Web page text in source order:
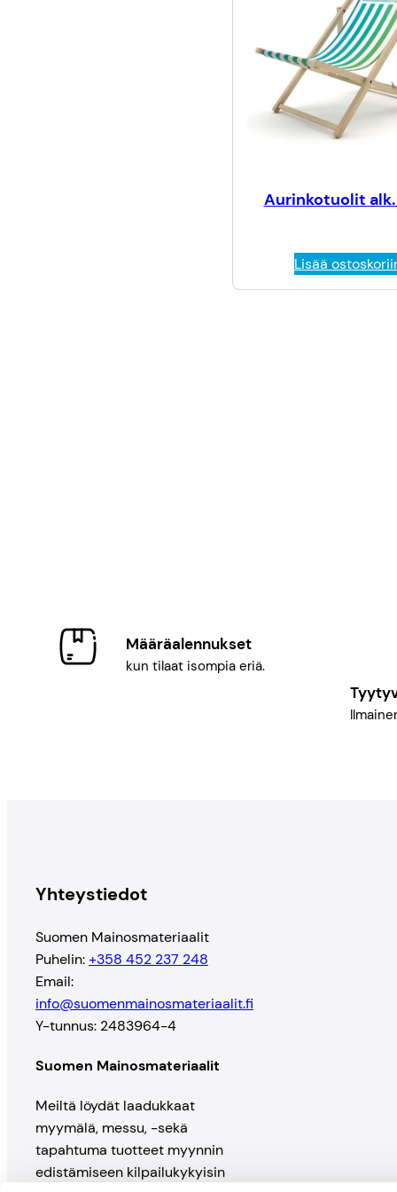
Aurinkotuolit
Lisää
Määräalennukset
kun tilaat isompia eriä.
Yhteystiedot
Suomen Mainosmateriaalit
Puhelin: +358 452 237 248
Email:
info@suomenmainosmateriaalit.fi
Y-tunnus: 2483964-4
Suomen Mainosmateriaalit
Meiltä löydät laadukkaat
myymälä, messu, -sekä
tapahtuma tuotteet myynnin
edistämiseen kilpailukykyisin